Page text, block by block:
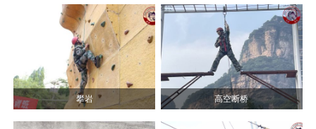
攀岩 高空断桥